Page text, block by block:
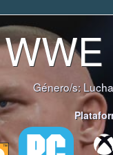
Género/s: